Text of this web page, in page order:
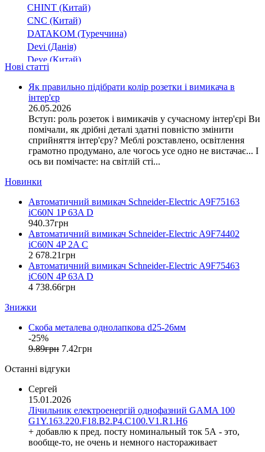
13,2(1)
14,5(2)
16,5(2)
(1)
3,1(2)
4,2(7)
5,1(1)
6,2
6,3(7)
8,2(9)
CHINT (Китай)
CNC (Китай)
DATAKOM (Туреччина)
Devi (Данія)
Deye (Китай)
DigiTop (Україна)
DKC (Україна)
Dyness (Китай)
E.NEXT (Україна)
EAE Electric
Eastron (Китай)
Eaton (США)
ElectrO (Україна)
EON (Таїланд)
ETI (Словенія)
ETREL (Словенія)
Evrosvet (Україна)
Extherm (Німеччина)
F&F (Польща)
FRER (Італія)
FS (Україна)
Galkat (Україна)
GENERICA (Китай)
Gewiss (Італія)
GreenVision (Китай)
Hager (Німеччина)
Haupa (Німеччина)
HD Hyundai Electric (Корея)
Hemstedt (Німеччина)
Horoz Electric (Туреччина)
Нові статті
Як правильно підібрати колір розетки і вимикача в
інтер'єр
26.05.2026
Вступ: роль розеток і вимикачів у сучасному інтер'єрі Ви
помічали, як дрібні деталі здатні повністю змінити
сприйняття інтер'єру? Меблі розставлено, освітлення
грамотно продумано, але чогось усе одно не вистачає... І
ось ви помічаєте: на світлій сті...
Новинки
Автоматичний вимикач Schneider-Electric A9F75163
iC60N 1P 63A D
940.37грн
Автоматичний вимикач Schneider-Electric A9F74402
iC60N 4P 2A C
2 678.21грн
Автоматичний вимикач Schneider-Electric A9F75463
iC60N 4P 63A D
4 738.66грн
Знижки
Скоба металева однолапкова d25-26мм
-25%
9.89грн 7.42грн
Останні відгуки
Сергей
15.01.2026
Лічильник електроенергій однофазний GAMA 100
G1Y.163.220.F18.B2.P4.C100.V1.R1.H6
+ добавлю к пред. посту номинальный ток 5А - это,
вообще-то, не очень и немного настораживает